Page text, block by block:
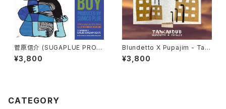
菅原信介 (SUGAPLUE PROJ
ECT) - LONESOME BOY
"7"
¥3,800
Blundetto X Pupajim - Tan
cardub "LP"
¥3,800
CATEGORY